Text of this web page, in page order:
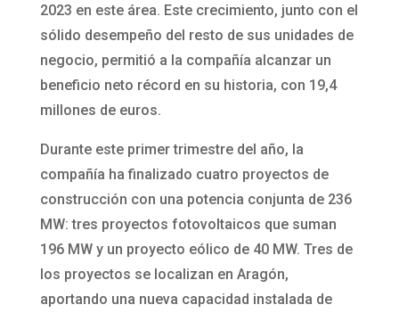
2023 en este área. Este crecimiento, junto con el
sólido desempeño del resto de sus unidades de
negocio, permitió a la compañía alcanzar un
beneficio neto récord en su historia, con 19,4
millones de euros.
Durante este primer trimestre del año, la
compañía ha finalizado cuatro proyectos de
construcción con una potencia conjunta de 236
MW: tres proyectos fotovoltaicos que suman
196 MW y un proyecto eólico de 40 MW. Tres de
los proyectos se localizan en Aragón,
aportando una nueva capacidad instalada de